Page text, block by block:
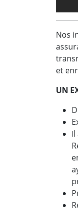
Nos
et
UN